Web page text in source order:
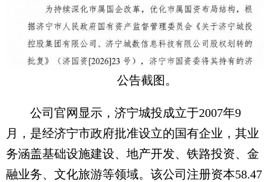
公告截图。
公司官网显示，济宁城投成立于2007年9
月，是经济宁市政府批准设立的国有企业，其业
务涵盖基础设施建设、地产开发、铁路投资、金
融业务、文化旅游等领域。该公司注册资本58.47